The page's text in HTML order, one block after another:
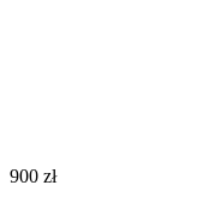
900 zł